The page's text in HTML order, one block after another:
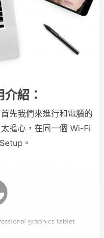
紹：
先我們來進行和電腦的
擔心，在同一個 Wi-Fi
。